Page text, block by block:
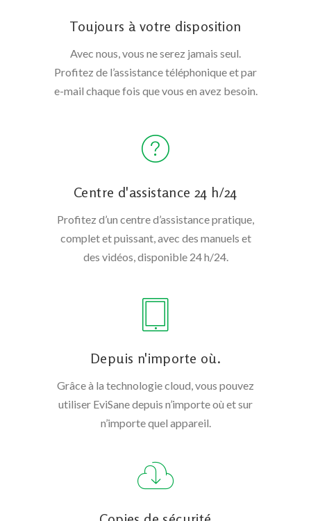
Toujours à votre disposition
Avec nous, vous ne serez jamais seul.
Profitez de l’assistance téléphonique et par
e-mail chaque fois que vous en avez besoin.
Centre d'assistance 24 h/24
Profitez d’un centre d’assistance pratique,
complet et puissant, avec des manuels et
des vidéos, disponible 24 h/24.
Depuis n'importe où.
Grâce à la technologie cloud, vous pouvez
utiliser EviSane depuis n’importe où et sur
n’importe quel appareil.